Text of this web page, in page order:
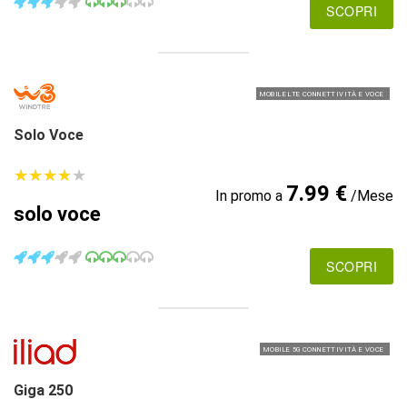
SCOPRI
MOBILE LTE CONNETTIVITÀ E VOCE
Solo Voce
★★★★★
★★★★★
solo voce
In promo a 7.99 €/Mese
SCOPRI
MOBILE 5G CONNETTIVITÀ E VOCE
Giga 250